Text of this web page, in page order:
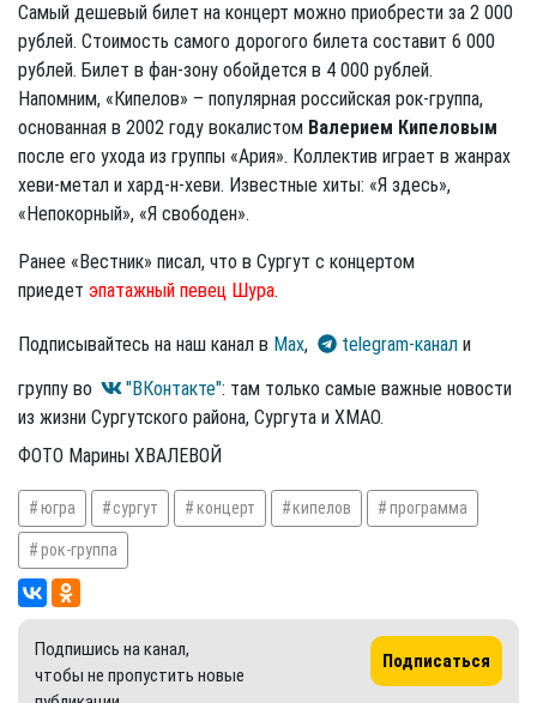
Самый дешевый билет на концерт можно приобрести за 2 000
рублей. Стоимость самого дорогого билета составит 6 000
рублей. Билет в фан-зону обойдется в 4 000 рублей.
Напомним, «Кипелов» – популярная российская рок-группа,
основанная в 2002 году вокалистом Валерием Кипеловым
после его ухода из группы «Ария». Коллектив играет в жанрах
хеви-метал и хард-н-хеви. Известные хиты: «Я здесь»,
«Непокорный», «Я свободен».
Ранее «Вестник» писал, что в Сургут с концертом
приедет эпатажный певец Шура.
Подписывайтесь на наш канал в Max, telegram-канал и
группу во
"ВКонтакте": там только самые важные новости
из жизни Сургутского района, Сургута и ХМАО.
ФОТО Марины ХВАЛЕВОЙ
югра сургут концерт кипелов программа
рок-группа
Подпишись на канал,
чтобы не пропустить новые
Подписаться